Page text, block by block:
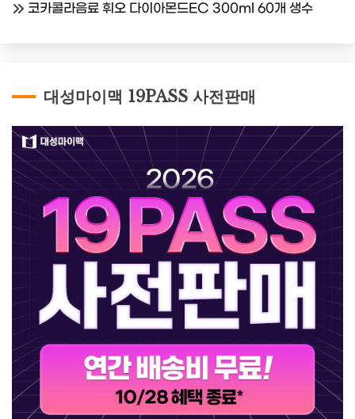
코카콜라음료 휘오 다이아몬드EC 300ml 60개 생수
대성마이맥 19PASS 사전판매